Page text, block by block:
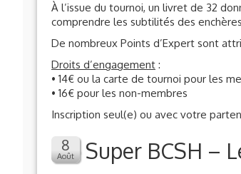
À l’issue du tournoi, un livret de 32
comprendre les subtilités des
De nombreux Points d’Expert sont
Droits d’engagement :
• 14€ ou la carte de tournoi pour les
• 16€ pour les non-membres
Inscription seul(e) ou avec votre
Super BCSH –